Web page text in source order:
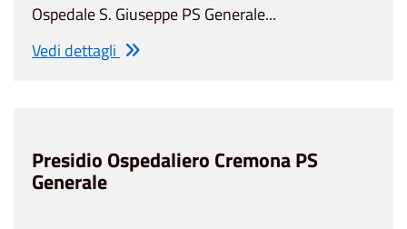
Ospedale S. Giuseppe PS Generale...
Vedi dettagli
Presidio Ospedaliero Cremona PS
Generale